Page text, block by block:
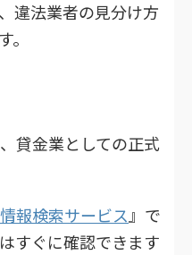
違法業者の見分け方
貸金業としての正式
報検索サービス 』で
すぐに確認できます